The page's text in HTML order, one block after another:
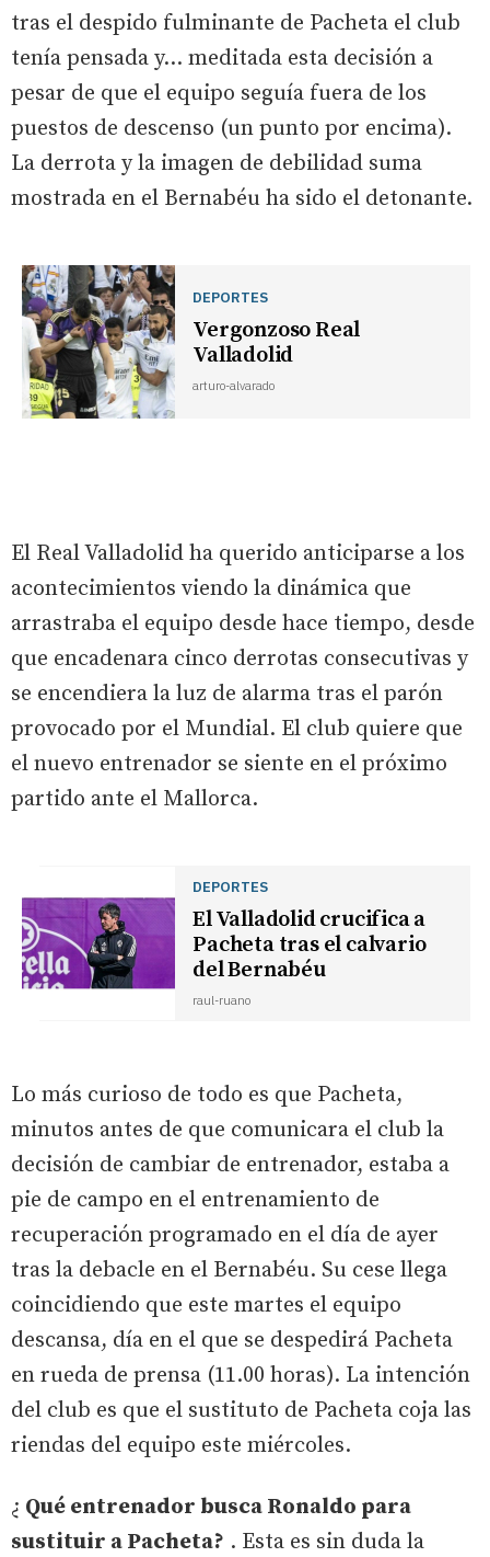
tras el despido fulminante de Pacheta el club
tenía pensada y… meditada esta decisión a
pesar de que el equipo seguía fuera de los
puestos de descenso (un punto por encima).
La derrota y la imagen de debilidad suma
mostrada en el Bernabéu ha sido el detonante.
DEPORTES
Vergonzoso Real
Valladolid
arturo-alvarado
El Real Valladolid ha querido anticiparse a los
acontecimientos viendo la dinámica que
arrastraba el equipo desde hace tiempo, desde
que encadenara cinco derrotas consecutivas y
se encendiera la luz de alarma tras el parón
provocado por el Mundial. El club quiere que
el nuevo entrenador se siente en el próximo
partido ante el Mallorca.
DEPORTES
El Valladolid crucifica a
Pacheta tras el calvario
del Bernabéu
raul-ruano
Lo más curioso de todo es que Pacheta,
minutos antes de que comunicara el club la
decisión de cambiar de entrenador, estaba a
pie de campo en el entrenamiento de
recuperación programado en el día de ayer
tras la debacle en el Bernabéu. Su cese llega
coincidiendo que este martes el equipo
descansa, día en el que se despedirá Pacheta
en rueda de prensa (11.00 horas). La intención
del club es que el sustituto de Pacheta coja las
riendas del equipo este miércoles.
¿ Qué entrenador busca Ronaldo para
sustituir a Pacheta? . Esta es sin duda la